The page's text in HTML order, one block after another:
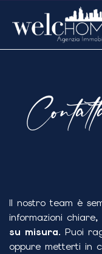
Il nostro team è
informazioni chiare,
su misura. Puoi
oppure metterti in